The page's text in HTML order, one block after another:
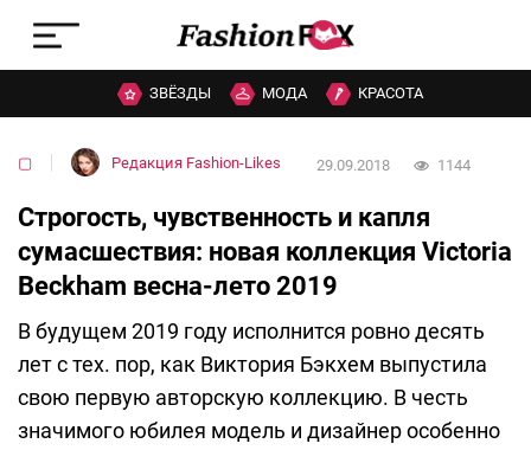
ЗВЁЗДЫ МОДА КРАСОТА
▢ Редакция Fashion-Likes 29.09.2018 1144
Строгость, чувственность и капля
сумасшествия: новая коллекция Victoria
Beckham весна-лето 2019
В будущем 2019 году исполнится ровно десять
лет с тех. пор, как Виктория Бэкхем выпустила
свою первую авторскую коллекцию. В честь
значимого юбилея модель и дизайнер особенно